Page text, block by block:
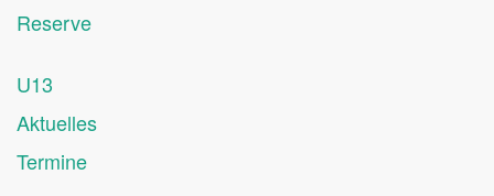
Reserve
U13
Aktuelles
Termine